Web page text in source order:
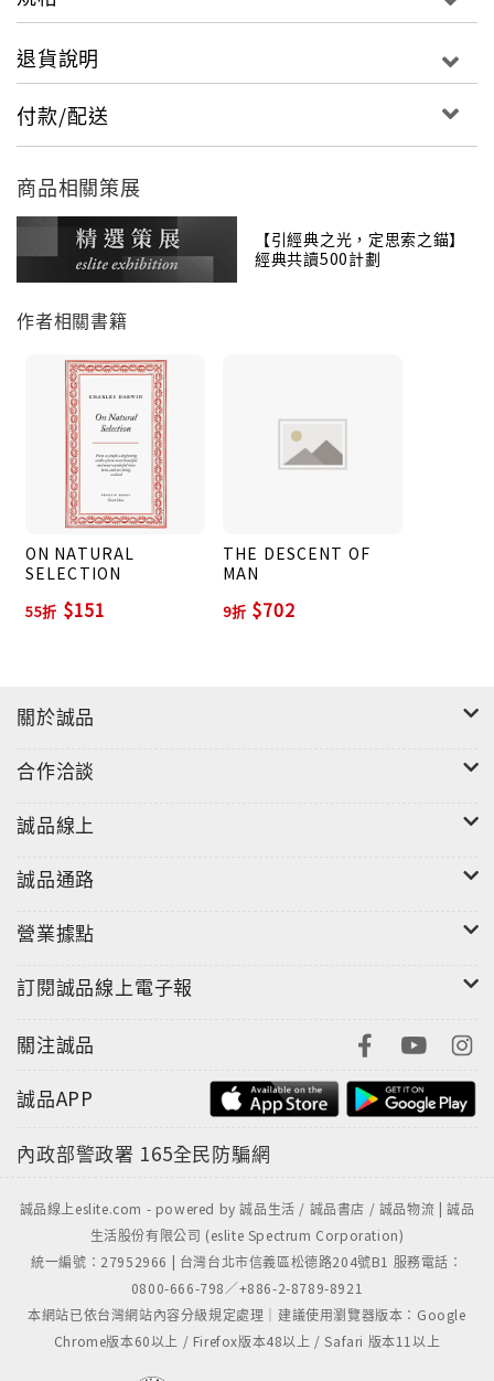
且能夠從科學實證的角度審視自身的處境。動搖創世紀
中勾勒出他於一八三一年到三六年間搭乘小獵犬號繞行
控制的天擇過程，發生了改變，亦即有機體的每一代都
會發生改變，而最能抵擋氣候或其他變化的物種，存活
增生的可能性最大。這不但是一本近代生物學最具決定
影響的雄辯式巨著。它挑戰了上帝創造世界說、世界的
不變性和神的威力，讓人類得以在科學實證的基礎上審
規則與變異。沒有不變的物種，因此也沒有獨立創造的
時，我曾在南美洲看到有關生物的地理分布以及現存生
物和古代生物的地質關係的某些事實，這些事實深深地
打動了我……」於是開始了一個驚天動地的故事。我充
分承認，自然選擇的作用一般是極其緩慢的。只有在一
個區域的自然組成中還留有一些地位，可以由現存生物
在變易後而較好地佔有，這時自然選擇才能發生作用。
雖然同種的一切個體在某種微小程度上互有差異，但是
要使生物體制的各部份發生適宜的變化，則常需要很長
時間。這種結果又往往受到自由雜交所顯著延滯。許多
然力量的選擇，即通過最適者的生存，我覺得生物的變
理的生活條件之間互相適應的美妙而複雜的關係，也是
沒有止境的。——第四章〈自然選擇；即最適者生存〉
退貨說明
付款/配送
商品相關策展
【引經典之光，定思索之錨】
經典共讀500計劃
作者相關書籍
ON NATURAL
SELECTION
55折 $151
THE DESCENT OF
MAN
9折 $702
關於誠品
合作洽談
誠品線上
誠品通路
營業據點
訂閱誠品線上電子報
關注誠品
誠品APP
內政部警政署 165全民防騙網
誠品線上eslite.com - powered by 誠品生活 / 誠品書店 / 誠品物流 | 誠品
生活股份有限公司 (eslite Spectrum Corporation)
統一編號：27952966 | 台灣台北市信義區松德路204號B1 服務電話：
0800-666-798／+886-2-8789-8921
本網站已依台灣網站內容分級規定處理｜建議使用瀏覽器版本：Google
Chrome版本60以上 / Firefox版本48以上 / Safari 版本11以上